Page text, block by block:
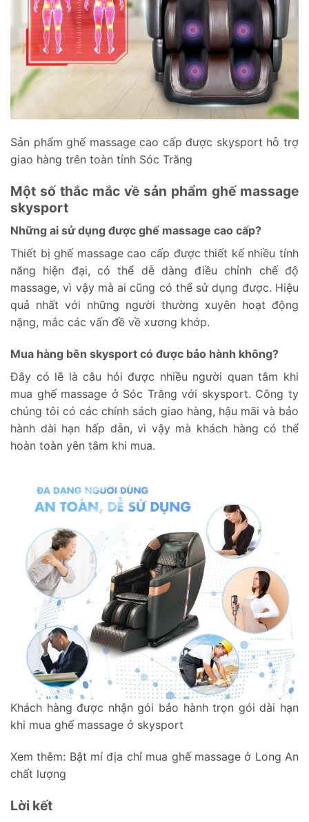
Sản phẩm ghế massage cao cấp được skysport hỗ trợ
giao hàng trên toàn tỉnh Sóc Trăng
Một số thắc mắc về sản phẩm ghế massage
skysport
Những ai sử dụng được ghế massage cao cấp?
Thiết bị ghế massage cao cấp được thiết kế nhiều tính
năng hiện đại, có thể dễ dàng điều chỉnh chế độ
massage, vì vậy mà ai cũng có thể sử dụng được. Hiệu
quả nhất với những người thường xuyên hoạt động
nặng, mắc các vấn đề về xương khớp.
Mua hàng bên skysport có được bảo hành không?
Đây có lẽ là câu hỏi được nhiều người quan tâm khi
mua ghế massage ở Sóc Trăng với skysport. Công ty
chúng tôi có các chính sách giao hàng, hậu mãi và bảo
hành dài hạn hấp dẫn, vì vậy mà khách hàng có thể
hoàn toàn yên tâm khi mua.
Khách hàng được nhận gói bảo hành trọn gói dài hạn
khi mua ghế massage ở skysport
Xem thêm: Bật mí địa chỉ mua ghế massage ở Long An
chất lượng
Lời kết